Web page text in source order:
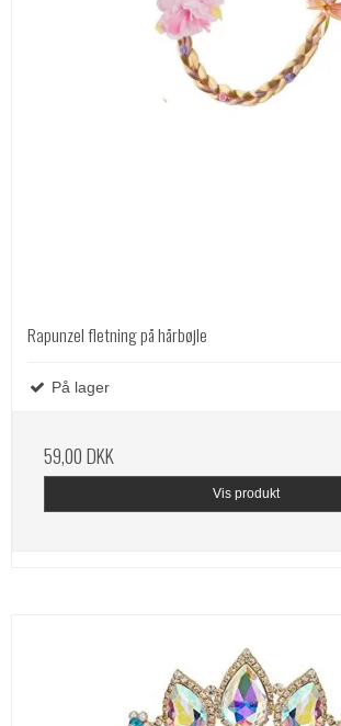
Rapunzel fletning på hårbøjle
På lager
59,00 DKK
Vis produkt